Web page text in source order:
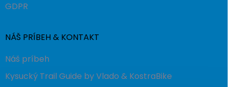
GDPR
NÁŠ PRÍBEH & KONTAKT
Náš príbeh
Kysucký Trail Guide by Vlado & KostraBike